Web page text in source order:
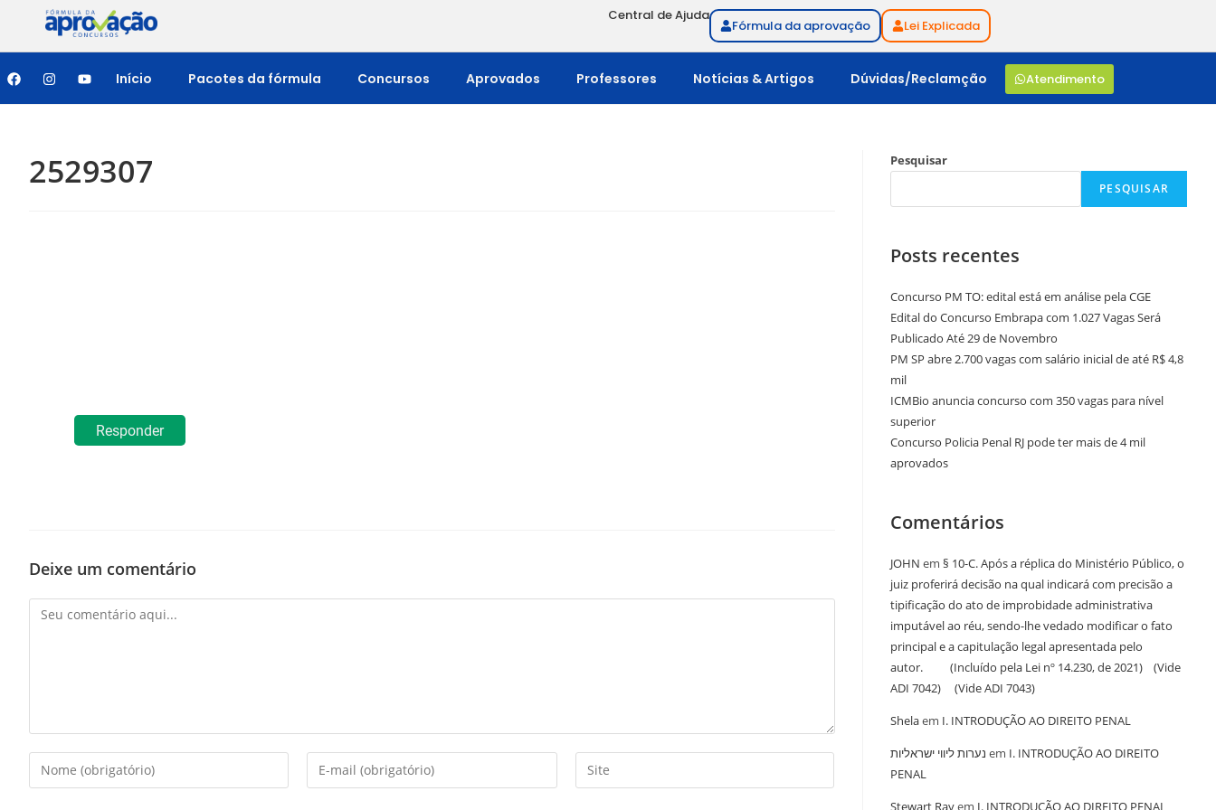
Central de Ajuda
Fórmula da aprovação Lei Explicada
Início Pacotes da fórmula Concursos Aprovados Professores Notícias & Artigos Dúvidas/Reclamção Atendimento
2529307
Responder
Deixe um comentário
Pesquisar
PESQUISAR
Posts recentes
Concurso PM TO: edital está em análise pela CGE
Edital do Concurso Embrapa com 1.027 Vagas Será
Publicado Até 29 de Novembro
PM SP abre 2.700 vagas com salário inicial de até R$ 4,8
mil
ICMBio anuncia concurso com 350 vagas para nível
superior
Concurso Policia Penal RJ pode ter mais de 4 mil
aprovados
Comentários
JOHN em § 10-C. Após a réplica do Ministério Público, o
juiz proferirá decisão na qual indicará com precisão a
tipificação do ato de improbidade administrativa
imputável ao réu, sendo-lhe vedado modificar o fato
principal e a capitulação legal apresentada pelo
autor. (Incluído pela Lei nº 14.230, de 2021) (Vide
ADI 7042) (Vide ADI 7043)
Shelaem I. INTRODUÇÃO AO DIREITO PENAL
נערות ליווי ישראליות em I. INTRODUÇÃO AO DIREITO
PENAL
Stewart Rayem I. INTRODUÇÃO AO DIREITO PENAL